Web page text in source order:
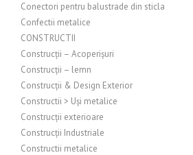
Conectori pentru balustrade din sticla
Confectii metalice
CONSTRUCTII
Construcții – Acoperișuri
Construcții – lemn
Construcții & Design Exterior
Constructii > Uși metalice
Construcții exterioare
Construcții Industriale
Constructii metalice